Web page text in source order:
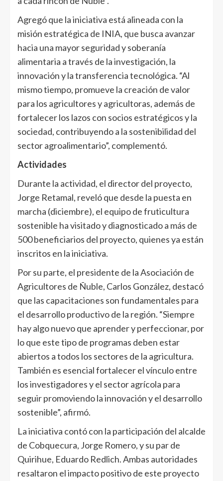
Agregó que la iniciativa está alineada con la
misión estratégica de INIA, que busca avanzar
hacia una mayor seguridad y soberanía
alimentaria a través de la investigación, la
innovación y la transferencia tecnológica. “Al
mismo tiempo, promueve la creación de valor
para los agricultores y agricultoras, además de
fortalecer los lazos con socios estratégicos y la
sociedad, contribuyendo a la sostenibilidad del
sector agroalimentario”, complementó.
Actividades
Durante la actividad, el director del proyecto,
Jorge Retamal, reveló que desde la puesta en
marcha (diciembre), el equipo de fruticultura
sostenible ha visitado y diagnosticado a más de
500 beneficiarios del proyecto, quienes ya están
inscritos en la iniciativa.
Por su parte, el presidente de la Asociación de
Agricultores de Ñuble, Carlos González, destacó
que las capacitaciones son fundamentales para
el desarrollo productivo de la región. “Siempre
hay algo nuevo que aprender y perfeccionar, por
lo que este tipo de programas deben estar
abiertos a todos los sectores de la agricultura.
También es esencial fortalecer el vínculo entre
los investigadores y el sector agrícola para
seguir promoviendo la innovación y el desarrollo
sostenible”, afirmó.
La iniciativa contó con la participación del alcalde
de Cobquecura, Jorge Romero, y su par de
Quirihue, Eduardo Redlich. Ambas autoridades
resaltaron el impacto positivo de este proyecto